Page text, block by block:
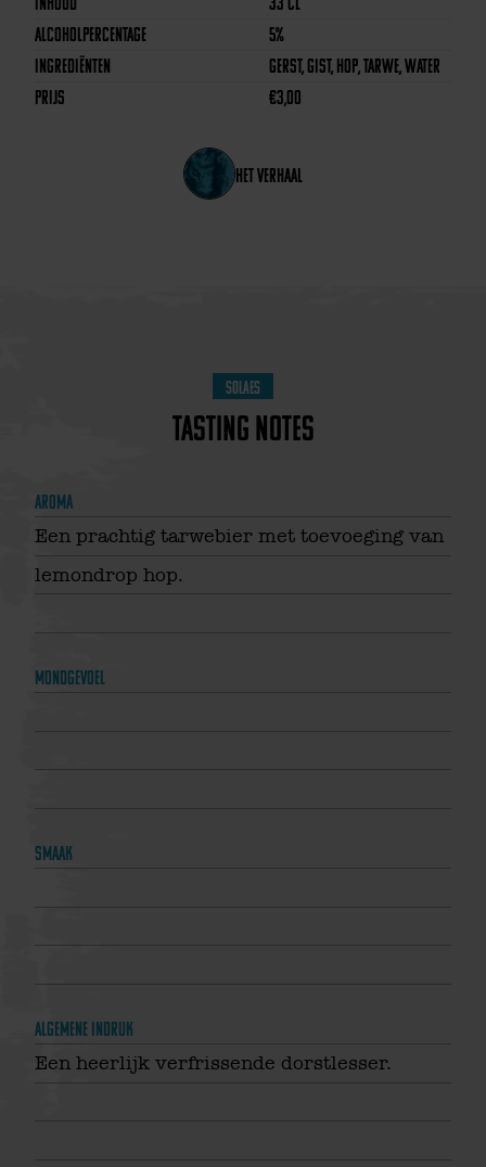
Alcoholpercentage
5%
Ingrediënten
Gerst, Gist, Hop, Tarwe, Water
Prijs
€3,00
het verhaal
Solaes
Tasting notes
Aroma
Een prachtig tarwebier met toevoeging van
lemondrop hop.
Mondgevoel
Smaak
Algemene indruk
Een heerlijk verfrissende dorstlesser.